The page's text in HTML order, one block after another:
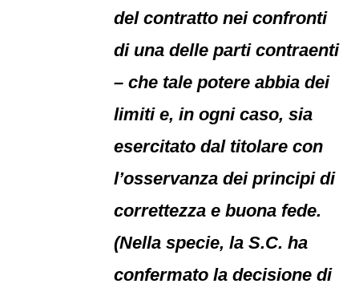
del contratto nei confronti
di una delle parti contraenti
– che tale potere abbia dei
limiti e, in ogni caso, sia
esercitato dal titolare con
l’osservanza dei principi di
correttezza e buona fede.
(Nella specie, la S.C. ha
confermato la decisione di